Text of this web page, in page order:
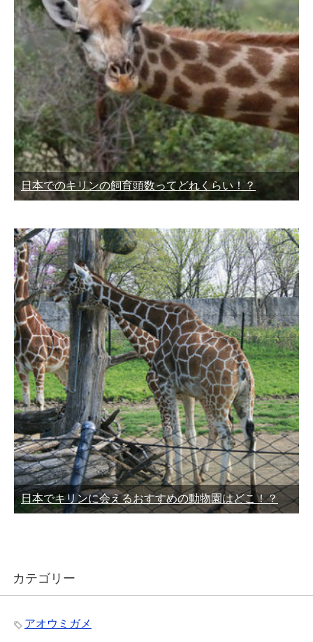
日本でのキリンの飼育頭数ってどれくらい！？
日本でキリンに会えるおすすめの動物園はどこ！？
カテゴリー
アオウミガメ